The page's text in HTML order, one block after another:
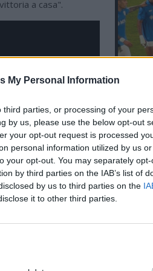
My Personal Information
parties, or processing of your
by us, please use the below opt-out
your opt-out request is processed
personal information utilized by us
your opt-out. You may separately
by third parties on the IAB’s list of
by us to third parties on the
it to other third parties.
a casa".